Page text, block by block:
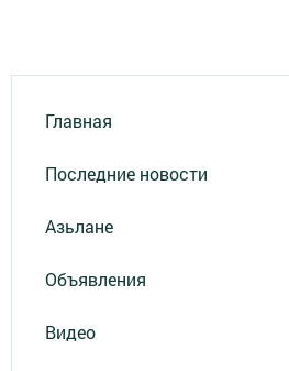
Главная
Последние новости
Азьлане
Объявления
Видео